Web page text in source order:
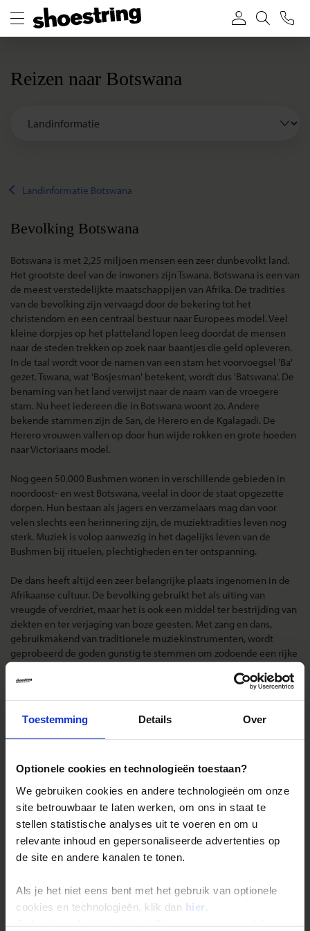
Toestemming Details Over
Optionele cookies en technologieën toestaan?
We gebruiken cookies en andere technologieën om onze
site betrouwbaar te laten werken, om ons in staat te
stellen statistische analyses uit te voeren en om u
relevante inhoud en gepersonaliseerde advertenties op
de site en andere kanalen te tonen.
Als je het niet eens bent met het gebruik van optionele
cookies en technologieën, klik dan hier
Reizen naar Botswana
Landinformatie Botswana
Bevolking Botswana
Botswana is met 2,25 miljoen mensen een zeer dunbevolkt land.
Het grootste deel van de inwoners zijn Tswana. Botswana is een van
de meest verstedelijkte maatschappijen van Afrika. De tradities
van de bevolking zijn vervaagd door de bekering tot het
christendom en een centraal bestuur naar Europees model. Veel
kleine dorpjes op het platteland lopen leeg doordat de mensen
naar de steden trekken op zoek naar baantjes die geld opleveren.
In de taal wordt voor de namen van een stam het voorvoegsel 'Ba'
gezet. Tswana, wat 'Bosjesman' betekent, wordt dus 'Batswana'. De
benaming van het land verwijst naar de naam van de vroegere
stam. Nu heet iedereen die in Botswana woont zo. Andere
bekende stammen zijn de San, de Herero en de Kgalagadi. De
Herero vrouwen vallen op door hun wijde rokken en grote hoeden
naar Victoriaans model.
Nog geen 50.000 Bushmen wonen in verschillende gebieden in
noordoost- en west Botswana, veelal in door de staat opgezette
dorpen. Hun bestaan als jagers en verzamelaars mag dan voor
velen slechts een herinnering zijn, de muziektradities leven nog
sterk. Muziek is volop aanwezig in het dagelijks leven van de
Bushmen bij rituelen, plechtigheden en ter ontspanning.
De dans heeft altijd een zeer belangrijke plaats ingenomen in de
Afrikaanse cultuur. De bevolking gebruikt het als uiting van
vreugde of verdriet, maar het is ook een middel ter bestrijding van
ziekten en ter verjaging van boze geesten. Met zang en dans,
gebruikmakend van traditionele muziekinstrumenten, wordt
geprobeerd de goden gunstig te stemmen om zodoende een rijke
winst tijdens een treffen tussen twee stammen dan ook vaak een
Reizen met Shoestring
De belangrijkste info op een rij
Bestemmingen
Reis- en annuleringsvoorwaarden